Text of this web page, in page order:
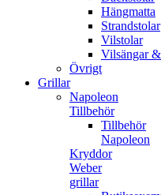
Hängmatta
Strandstolar
Vilstolar
Vilsängar
Övrigt
Grillar
Napoleon
Tillbehör
Tillbehör
Napoleon
Kryddor
Weber
grillar